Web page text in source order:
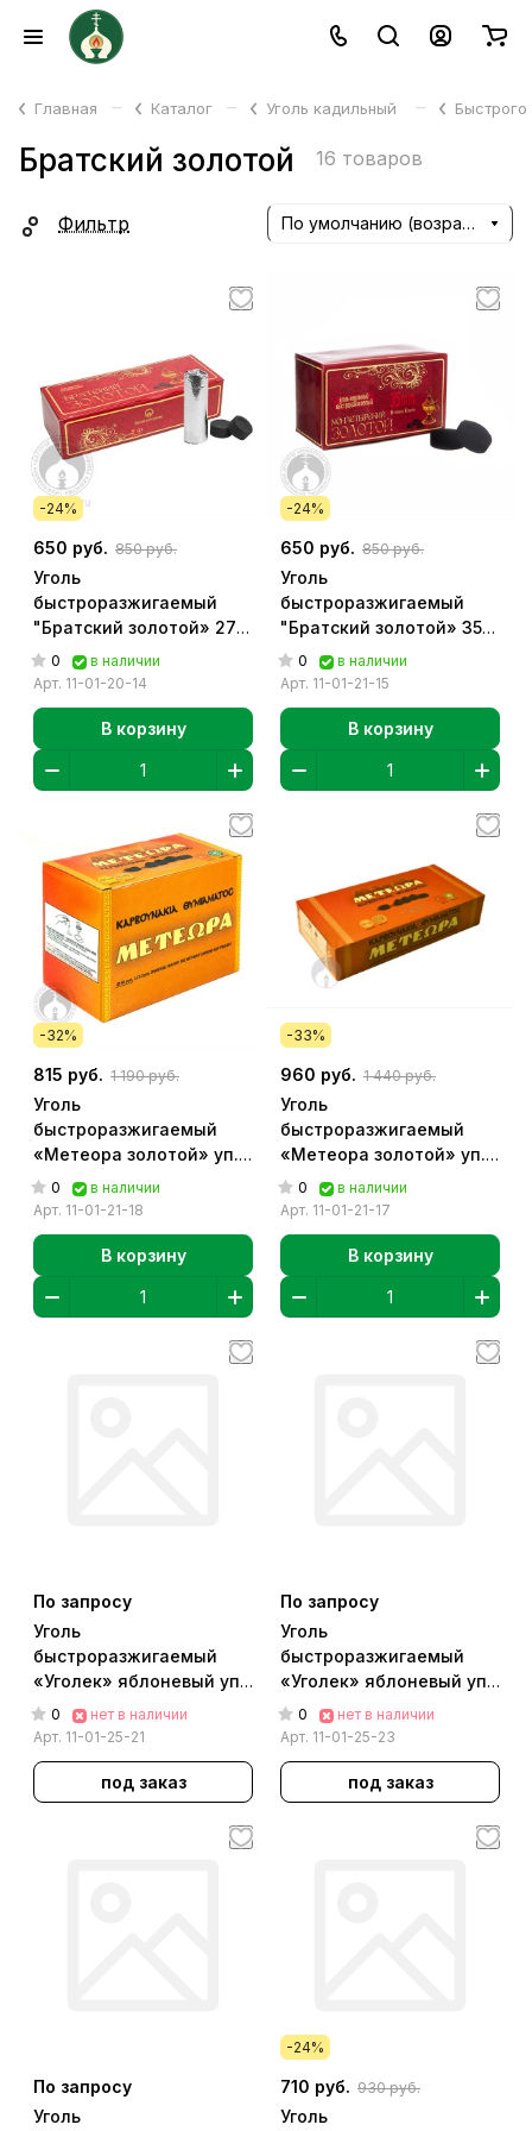
Главная – Каталог – Уголь кадильный –
Братский золотой 16 товаров
Фильтр По умолчанию (возрастание)
-24%
650 руб. 850 руб.
Уголь
быстроразжигаемый
"Братский золотой» 27
мм [6 шт в брикете][16
брик в упак.]
0
в наличии
Арт. 11-01-20-14
В корзину
-24%
650 руб. 850 руб.
Уголь
быстроразжигаемый
"Братский золотой» 35
мм [6 шт в брикете][8
брик в упак.]
0
в наличии
Арт. 11-01-21-15
В корзину
-32%
815 руб. 1 190 руб.
Уголь
быстроразжигаемый
«Метеора золотой» уп.
[5 табл, d=40мм] [12
брикетов в уп.]
0
в наличии
Арт. 11-01-21-18
В корзину
-33%
960 руб. 1 440 руб.
Уголь
быстроразжигаемый
«Метеора золотой» уп.
[10 табл, d=22мм] [20
брикета в уп.]
0
в наличии
Арт. 11-01-21-17
В корзину
По запросу
Уголь
быстроразжигаемый
«Уголек» яблоневый уп.
[d=22мм] [240 табл в уп.]
0
нет в наличии
Арт. 11-01-25-21
под заказ
По запросу
Уголь
быстроразжигаемый
«Уголек» яблоневый уп.
[d=40мм] [60 табл в уп.]
0
нет в наличии
Арт. 11-01-25-23
под заказ
По запросу
Уголь
-24%
710 руб. 930 руб.
Уголь